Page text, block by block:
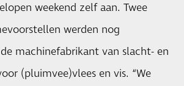
weekend zelf aan. Twee
werden nog
machinefabrikant van slacht- en
(pluimvee)vlees en vis. “We